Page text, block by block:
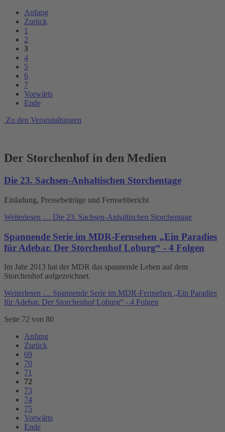
Anfang
Zurück
1
2
3
4
5
6
7
Vorwärts
Ende
Zu den Veranstaltungen
Der Storchenhof in den Medien
Die 23. Sachsen-Anhaltischen Storchentage
Einladung, Pressebeiträge und Fernsehbericht
Weiterlesen … Die 23. Sachsen-Anhaltischen Storchentage
Spannende Serie im MDR-Fernsehen „Ein Paradies
für Adebar. Der Storchenhof Loburg“ - 4 Folgen
Im Jahr 2013 hat der MDR das spannende Leben auf dem
Storchenhof aufgezeichnet.
Weiterlesen … Spannende Serie im MDR-Fernsehen „Ein Paradies
für Adebar. Der Storchenhof Loburg“ - 4 Folgen
Seite 72 von 80
Anfang
Zurück
69
70
71
72
73
74
75
Vorwärts
Ende